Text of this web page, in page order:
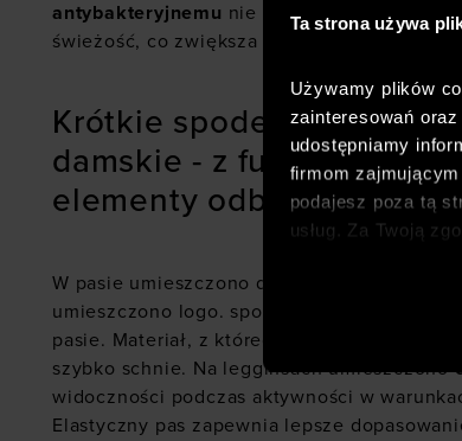
Ta strona używa
Używamy plików
zainteresowań
udostępniamy
firmom
podajesz poza tą
usług. Za Twoją
antybakteryjnemu nie pochłaniają
świeżość, co zwiększa komfort podczas
Krótkie spodenki
damskie - z
elementy odblaskowe,
W pasie umieszczono dwie wpuszczane
umieszczono logo. spodenki posiadają
pasie. Materiał, z którego uszyto spodenki,
szybko schnie. Na legginsach umieszczono
widoczności podczas aktywności w
Elastyczny pas zapewnia lepsze